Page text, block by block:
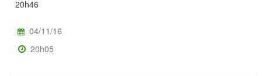
20h46
04/11/16
20h05